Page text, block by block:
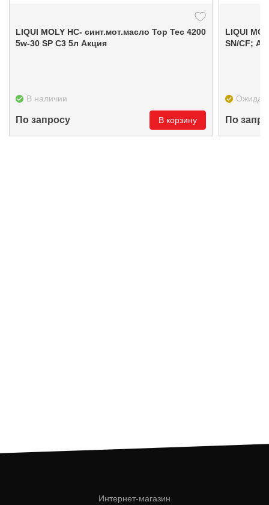
LIQUI MOLY НС- синт.мот.масло Top Tec 4200
5w-30 SP C3 5л Акция
В наличии
По запросу В корзину
LIQUI
SN/CF;
По
Интернет-магазин